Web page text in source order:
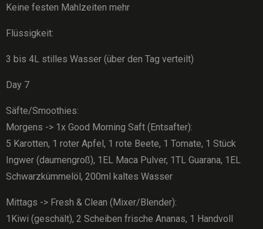
Keine festen Mahlzeiten mehr
Flüssigkeit:
3 bis 4L stilles Wasser (über den Tag verteilt)
Day 7
Säfte/Smoothies:
Morgens -> 1x Good Morning Saft (Entsafter):
5 Karotten, 1 roter Apfel, 1 rote Beete, 1 Tomate, 1 Stück
Ingwer (daumengroß), 1EL Maca Pulver, 1TL Guarana, 1EL
Schwarzkümmelöl, 200ml kaltes Wasser
Mittags -> Fresh & Clean (Mixer/Blender):
1Kiwi (geschält), 2 Scheiben frische Ananas, 1 Handvoll